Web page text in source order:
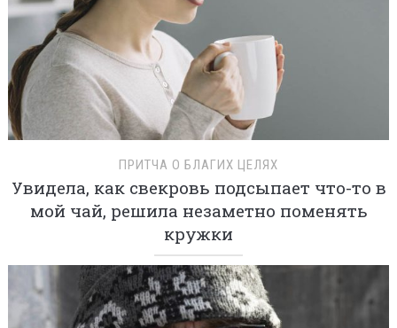
ПРИТЧА О БЛАГИХ ЦЕЛЯХ
Увидела, как свекровь подсыпает что-то в
мой чай, решила незаметно поменять
кружки